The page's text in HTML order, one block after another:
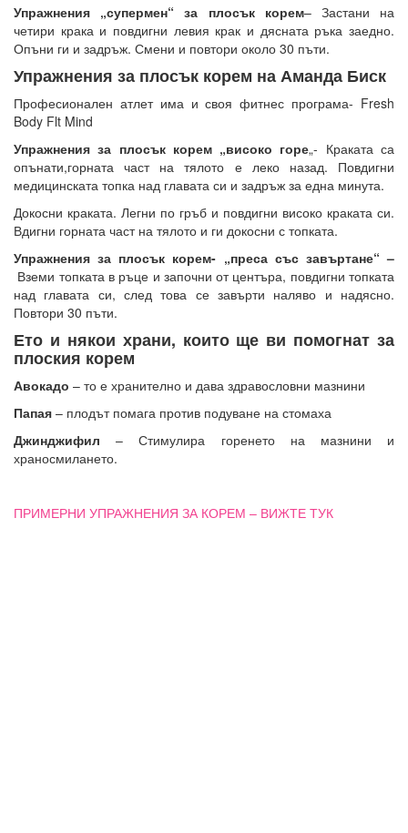
Упражнения „супермен“ за плосък корем– Застани на
четири крака и повдигни левия крак и дясната ръка заедно.
Опъни ги и задръж. Смени и повтори около 30 пъти.
Упражнения за плосък корем на Аманда Биск
Професионален атлет има и своя фитнес програма- Fresh
Body Flt Mind
Упражнения за плосък корем „високо горе„- Краката са
опънати,горната част на тялото е леко назад. Повдигни
медицинската топка над главата си и задръж за една минута.
Докосни краката. Легни по гръб и повдигни високо краката си.
Вдигни горната част на тялото и ги докосни с топката.
Упражнения за плосък корем- „преса със завъртане“ –
Вземи топката в ръце и започни от центъра, повдигни топката
над главата си, след това се завърти наляво и надясно.
Повтори 30 пъти.
Ето и някои храни, които ще ви помогнат за
плоския корем
Авокадо – то е хранително и дава здравословни мазнини
Папая – плодът помага против подуване на стомаха
Джинджифил – Стимулира горенето на мазнини и
храносмилането.
ПРИМЕРНИ УПРАЖНЕНИЯ ЗА КОРЕМ – ВИЖТЕ ТУК